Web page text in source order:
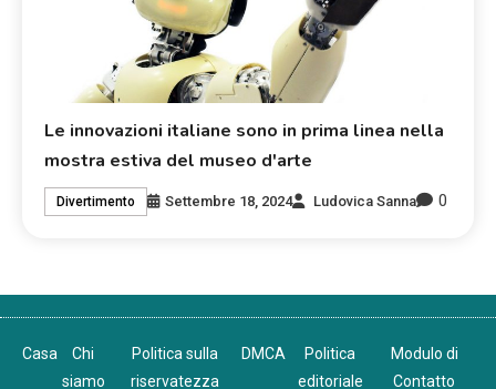
Le innovazioni italiane sono in prima linea nella
mostra estiva del museo d'arte
Divertimento Settembre 18, 2024 Ludovica Sanna 0
Casa
Chi
siamo
Politica sulla
riservatezza
DMCA
Politica
editoriale
Modulo di
Contatto